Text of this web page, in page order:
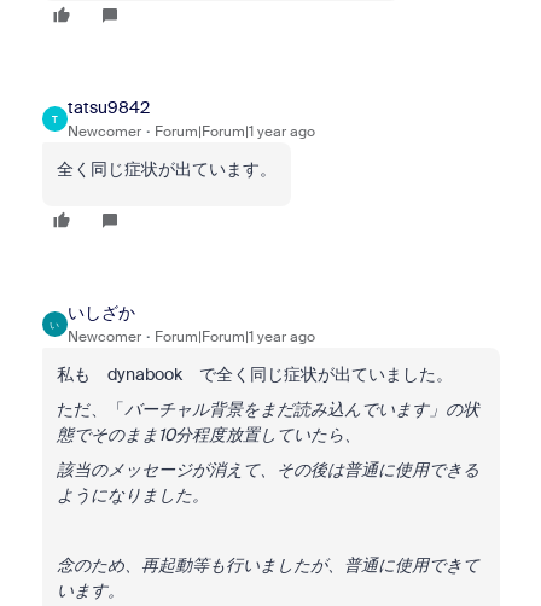
T
tatsu9842
Newcomer Forum|Forum|1 year ago
全く同じ症状が出ています。
い
いしざか
Newcomer Forum|Forum|1 year ago
私も dynabook で全く同じ症状が出ていました。
ただ、「バーチャル背景をまだ読み込んでいます」の状
態でそのまま10分程度放置していたら、
該当のメッセージが消えて、その後は普通に使用できる
ようになりました。
念のため、再起動等も行いましたが、普通に使用できて
います。